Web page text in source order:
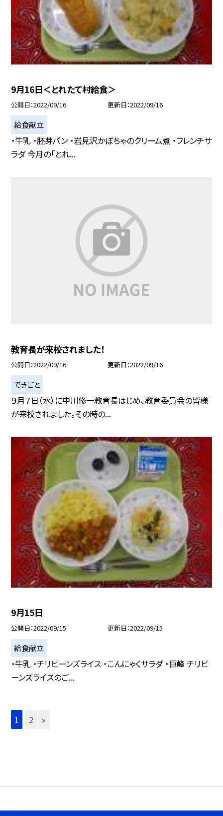
9月16日＜とれたて村給食＞
公開日 2022/09/16 更新日 2022/09/16
給食献立
・牛乳 ・胚芽パン ・岩見沢かぼちゃのクリーム煮 ・フレンチサ
ラダ 今月の「とれ...
教育長が来校されました！
公開日 2022/09/16 更新日 2022/09/16
できごと
９月７日（水）に中川修一教育長はじめ、教育委員会の皆様
が来校されました。その時の...
9月15日
公開日 2022/09/15 更新日 2022/09/15
給食献立
・牛乳 ・チリビーンズライス ・こんにゃくサラダ ・巨峰 チリビ
ーンズライスのご...
1 2 »